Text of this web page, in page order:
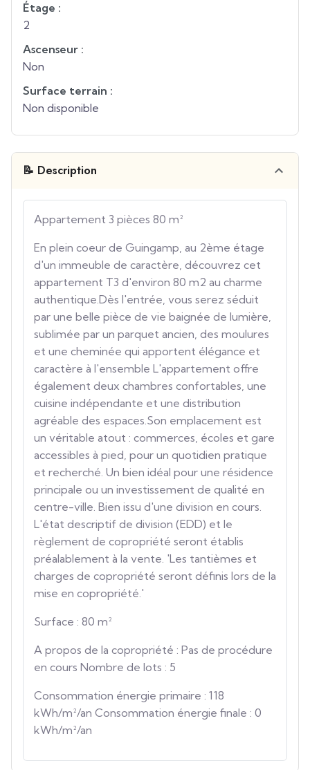
Étage :
2
Ascenseur :
Non
Surface terrain :
Non disponible
📝 Description
Appartement 3 pièces 80 m²
En plein coeur de Guingamp, au 2ème étage
d'un immeuble de caractère, découvrez cet
appartement T3 d'environ 80 m2 au charme
authentique.Dès l'entrée, vous serez séduit
par une belle pièce de vie baignée de lumière,
sublimée par un parquet ancien, des moulures
et une cheminée qui apportent élégance et
caractère à l'ensemble L'appartement offre
également deux chambres confortables, une
cuisine indépendante et une distribution
agréable des espaces.Son emplacement est
un véritable atout : commerces, écoles et gare
accessibles à pied, pour un quotidien pratique
et recherché. Un bien idéal pour une résidence
principale ou un investissement de qualité en
centre-ville. Bien issu d'une division en cours.
L'état descriptif de division (EDD) et le
règlement de copropriété seront établis
préalablement à la vente. 'Les tantièmes et
charges de copropriété seront définis lors de la
mise en copropriété.'
Surface : 80 m²
A propos de la copropriété : Pas de procédure
en cours Nombre de lots : 5
Consommation énergie primaire : 118
kWh/m²/an Consommation énergie finale : 0
kWh/m²/an